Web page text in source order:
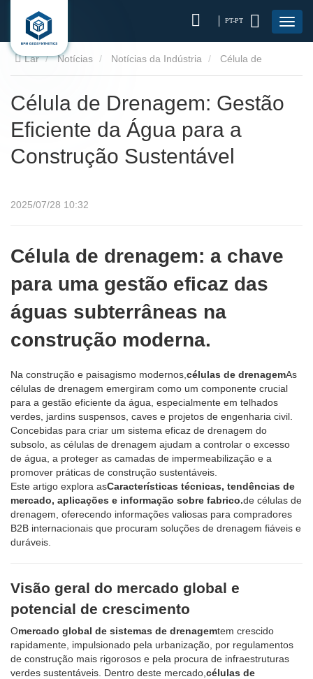
PT-PT
Lar Notícias Notícias da Indústria
Drenagem: Gestão Eficiente da Água para a Construção
Sustentável
Célula de Drenagem: Gestão
Eficiente da Água para a
Construção Sustentável
2025/07/28 10:32
Célula de drenagem: a chave
para uma gestão eficaz das
águas subterrâneas na
construção moderna.
Na construção e paisagismo modernos, células de drenagemAs
células de drenagem emergiram como um componente crucial
para a gestão eficiente da água, especialmente em telhados
verdes, jardins suspensos, caves e projetos de engenharia civil.
Concebidas para criar um sistema eficaz de drenagem do
subsolo, as células de drenagem ajudam a controlar o excesso
de água, a proteger as camadas de impermeabilização e a
promover práticas de construção sustentáveis.
Este artigo explora asCaracterísticas técnicas, tendências de
mercado, aplicações e informação sobre fabrico.de células de
drenagem, oferecendo informações valiosas para compradores
B2B internacionais que procuram soluções de drenagem fiáveis ​​e
duráveis.
Visão geral do mercado global e
potencial de crescimento
Omercado global de sistemas de drenagemtem crescido
rapidamente, impulsionado pela urbanização, por regulamentos
de construção mais rigorosos e pela procura de infraestruturas
verdes sustentáveis. Dentro deste mercado, células de